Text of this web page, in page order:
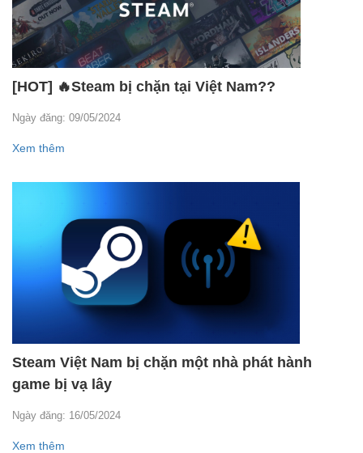
[HOT] 🔥Steam bị chặn tại Việt Nam??
Ngày đăng: 09/05/2024
Xem thêm
Steam Việt Nam bị chặn một nhà phát hành
game bị vạ lây
Ngày đăng: 16/05/2024
Xem thêm